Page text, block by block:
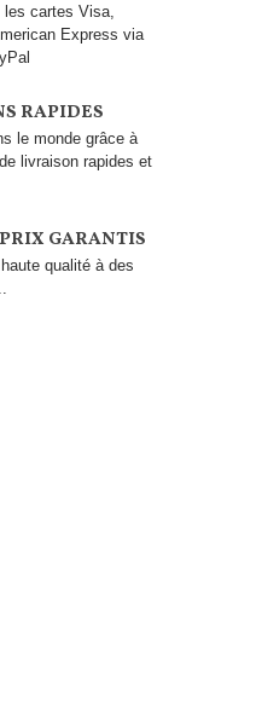
les cartes Visa,
Express via
RAPIDES
le monde grâce à
livraison rapides et
GARANTIS
qualité à des